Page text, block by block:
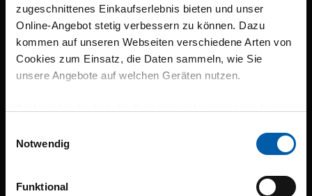
zugeschnittenes Einkaufserlebnis bieten und unser
Online-Angebot stetig verbessern zu können. Dazu
kommen auf unseren Webseiten verschiedene Arten von
Cookies zum Einsatz, die Daten sammeln, wie Sie
unsere Angebote auf welchen Geräten nutzen.
Technisch erforderliche Cookies sind eine notwendige
grundlegende Funktionen wie etwa zur Auswahl und
gewährleisten.
Notwendig
Funktional
Kostenlos anmelden